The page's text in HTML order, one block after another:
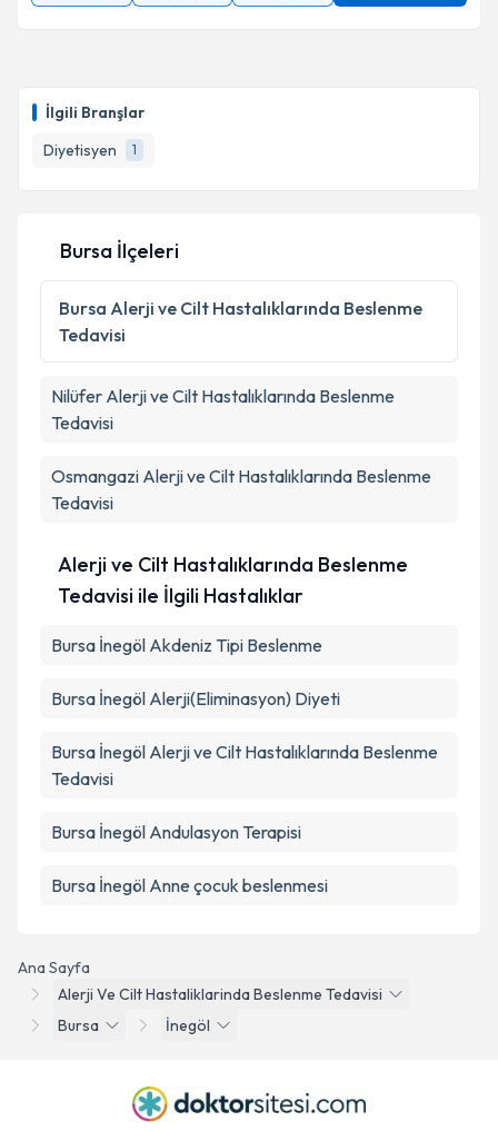
İlgili Branşlar
Diyetisyen
1
Ana Sayfa
Alerji Ve Cilt Hastaliklarinda Beslenme Tedavisi
Bursa
İnegöl
Bursa İlçeleri
Bursa Alerji ve Cilt Hastalıklarında Beslenme
Tedavisi
Nilüfer Alerji ve Cilt Hastalıklarında Beslenme
Tedavisi
Osmangazi Alerji ve Cilt Hastalıklarında Beslenme
Tedavisi
Alerji ve Cilt Hastalıklarında Beslenme
Tedavisi ile İlgili Hastalıklar
Bursa İnegöl Akdeniz Tipi Beslenme
Bursa İnegöl Alerji(Eliminasyon) Diyeti
Bursa İnegöl Alerji ve Cilt Hastalıklarında Beslenme
Tedavisi
Bursa İnegöl Andulasyon Terapisi
Bursa İnegöl Anne çocuk beslenmesi